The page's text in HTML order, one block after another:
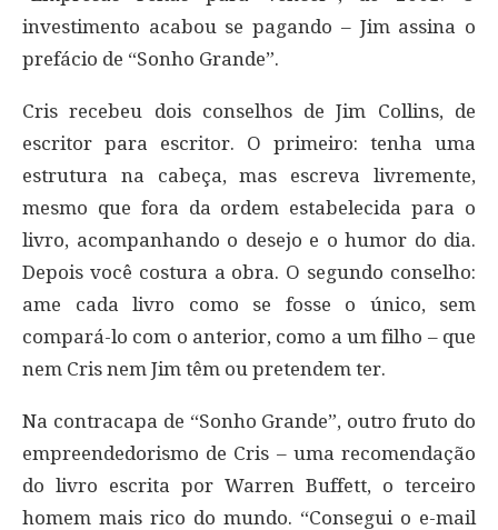
investimento acabou se pagando – Jim assina o
prefácio de “Sonho Grande”.
Cris recebeu dois conselhos de Jim Collins, de
escritor para escritor. O primeiro: tenha uma
estrutura na cabeça, mas escreva livremente,
mesmo que fora da ordem estabelecida para o
livro, acompanhando o desejo e o humor do dia.
Depois você costura a obra. O segundo conselho:
ame cada livro como se fosse o único, sem
compará-lo com o anterior, como a um filho – que
nem Cris nem Jim têm ou pretendem ter.
Na contracapa de “Sonho Grande”, outro fruto do
empreendedorismo de Cris – uma recomendação
do livro escrita por Warren Buffett, o terceiro
homem mais rico do mundo. “Consegui o e-mail